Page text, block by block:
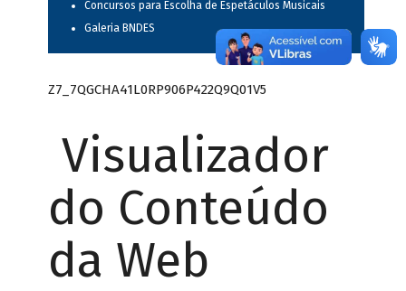
Concursos para Escolha de Espetáculos Musicais
Galeria BNDES
Z7_7QGCHA41L0RP906P422Q9Q01V5
Visualizador
do Conteúdo
da Web